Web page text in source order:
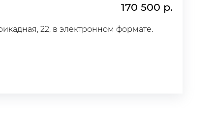
170 500 р.
22, в электронном формате.